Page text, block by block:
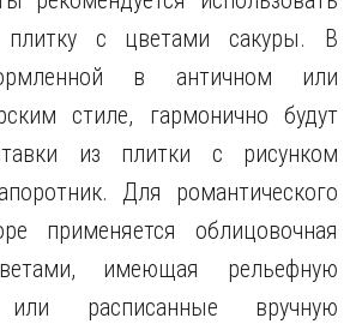
плитку с цветами сакуры. В
в античном или
стиле, гармонично будут
из плитки с рисунком
Для романтического
применяется облицовочная
имеющая рельефную
или расписанные вручную